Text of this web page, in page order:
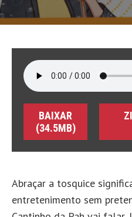
BAIXAR
(34.5MB)
Abraçar a tosquice
entretenimento sem